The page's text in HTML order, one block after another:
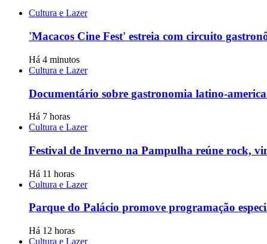
Cultura e Lazer
'Macacos Cine Fest' estreia com circuito
Há 4 minutos
Cultura e Lazer
Documentário sobre gastronomia latino-
Há 7 horas
Cultura e Lazer
Festival de Inverno na Pampulha reúne rock,
Há 11 horas
Cultura e Lazer
Parque do Palácio promove programação
Há 12 horas
Cultura e Lazer